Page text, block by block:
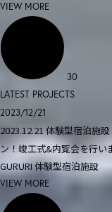
VIEW MORE
30
LATEST PROJECTS
2023/12/21
2023.12.21 体験型宿泊施
ン！竣工式&内覧会を行い
GURURI体験型宿泊施設
VIEW MORE